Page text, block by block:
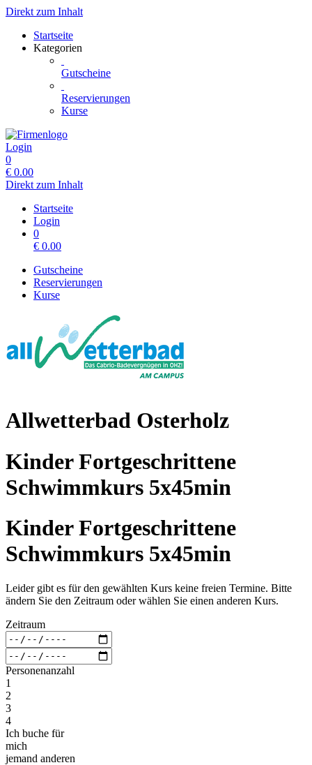
Direkt zum Inhalt
Startseite
Kategorien
Gutscheine
Reservierungen
Kurse
Login
0
€ 0.00
Direkt zum Inhalt
Startseite
Login
0
€ 0.00
Gutscheine
Reservierungen
Kurse
Allwetterbad Osterholz
Kinder Fortgeschrittene
Schwimmkurs 5x45min
Kinder Fortgeschrittene
Schwimmkurs 5x45min
Leider gibt es für den gewählten Kurs keine freien Termine. Bitte
ändern Sie den Zeitraum oder wählen Sie einen anderen Kurs.
Zeitraum
Personenanzahl
1
2
3
4
Ich buche für
mich
jemand anderen